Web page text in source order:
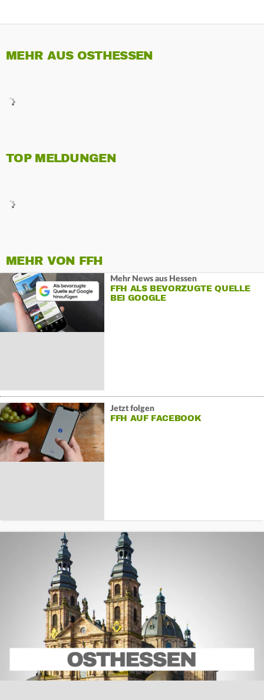
MEHR AUS OSTHESSEN
TOP MELDUNGEN
MEHR VON FFH
Mehr News aus Hessen
FFH ALS BEVORZUGTE QUELLE
BEI GOOGLE
Jetzt folgen
FFH AUF FACEBOOK